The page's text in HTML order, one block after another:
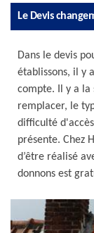
Le Devis
Dans le devis
établissons, il y
compte. Il y a la
remplacer, le
difficulté
présente. Chez
d’être réalisé
donnons est